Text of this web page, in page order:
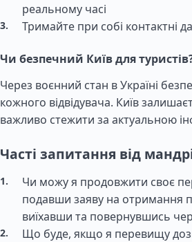
реальному часі
Тримайте при собі контактні
Чи безпечний Київ для
Через воєнний стан в Україні
кожного відвідувача. Київ
важливо стежити за актуальною
Часті запитання від
Чи можу я продовжити своє
подавши заяву на отримання
виїхавши та повернувшись
Що буде, якщо я перевищу